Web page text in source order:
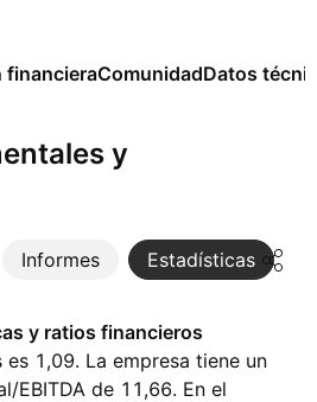
financieraComunidadDatos
y
Informes Estadísticas
y ratios financieros
1,09. La empresa tiene un
EBITDA de 11,66. En el